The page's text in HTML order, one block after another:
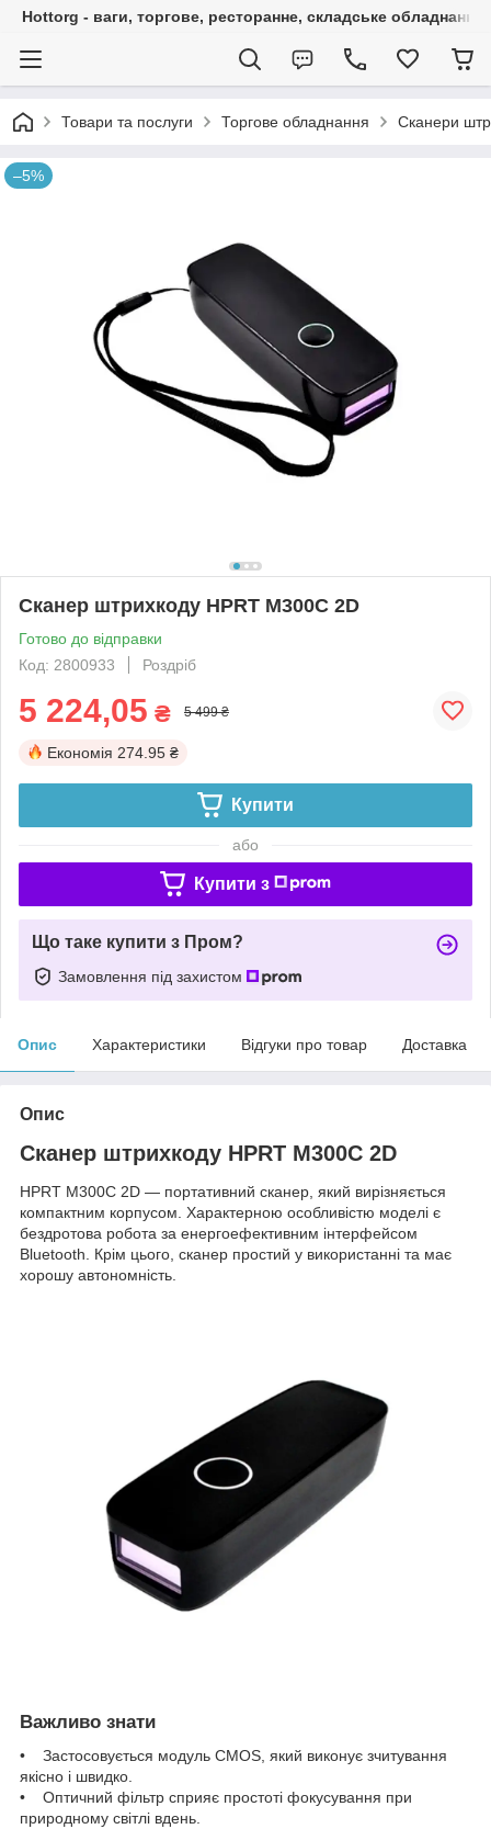
Hottorg - ваги, торгове, ресторанне, складське обладнання
Товари та послуги Торгове обладнання Сканери
–5%
Сканер штрихкоду HPRT M300C 2D
Готово до відправки
Код: 2800933
Роздріб
5 224,05 ₴ 5 499 ₴
Економія 274.95 ₴
Купити
або
Купити з
Що таке купити з Пром?
Замовлення під захистом
Опис Характеристики Відгуки про товар Доставка
Опис
Сканер штрихкоду HPRT M300C 2D
HPRT M300C 2D — портативний сканер, який вирізняється
компактним корпусом. Характерною особливістю моделі є
бездротова робота за енергоефективним інтерфейсом
Bluetooth. Крім цього, сканер простий у використанні та має
хорошу автономність.
Важливо знати
• Застосовується модуль CMOS, який виконує зчитування
якісно і швидко.
• Оптичний фільтр сприяє простоті фокусування при
природному світлі вдень.